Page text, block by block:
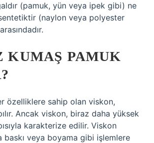
(pamuk, yün veya ipek gibi) ne
(naylon veya polyester
KUMAŞ PAMUK
özelliklere sahip olan viskon,
Ancak viskon, biraz daha yüksek
karakterize edilir. Viskon
baskı veya boyama gibi işlemlere